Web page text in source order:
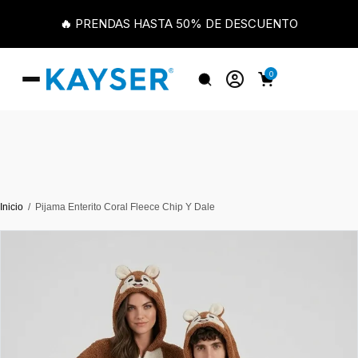
🔥 PRENDAS HASTA 50% DE DESCUENTO
0
Inicio Pijama Enterito Coral Fleece Chip Y Dale